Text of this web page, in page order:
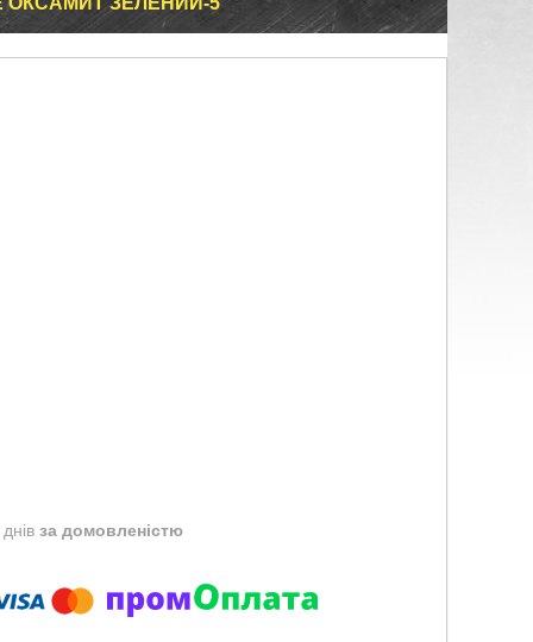
за домовленістю